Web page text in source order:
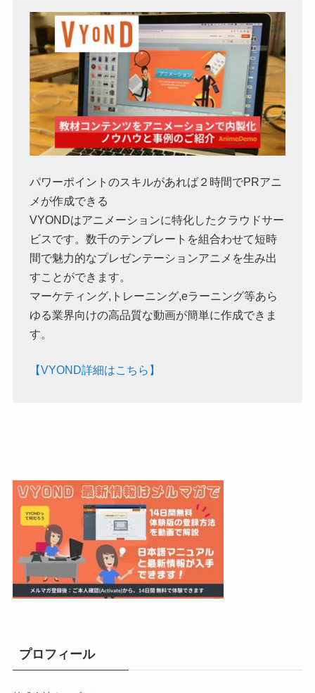
パワーポイントのスキルがあれば２時間でPRアニ
メが作成できる
VYONDはアニメーションに特化したクラウドサー
ビスです。数千のテンプレートを組合わせて短時
間で魅力的なプレゼンテーションアニメを生み出
すことができます。
マーケティング,トレーニング,eラーニング等あら
ゆる業界向けの高品質な動画が簡単に作成できま
す。
【VYOND詳細はこちら】
プロフィール